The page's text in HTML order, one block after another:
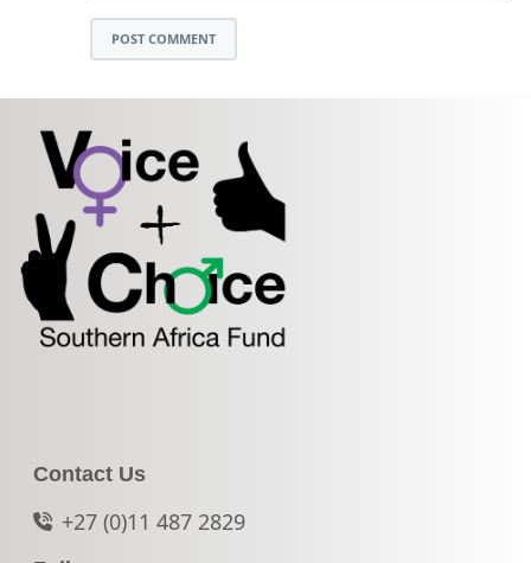
POST COMMENT
Contact Us
+27 (0)11 487 2829